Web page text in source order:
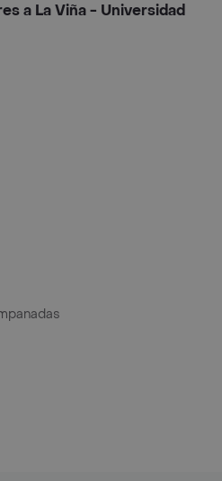
a La Viña - Universidad